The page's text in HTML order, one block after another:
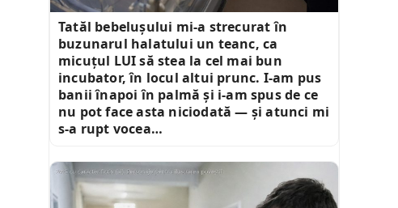
Tatăl bebelușului mi-a strecurat în
buzunarul halatului un teanc, ca
micuțul LUI să stea la cel mai bun
incubator, în locul altui prunc. I-am pus
banii înapoi în palmă și i-am spus de ce
nu pot face asta niciodată — și atunci mi
s-a rupt vocea…